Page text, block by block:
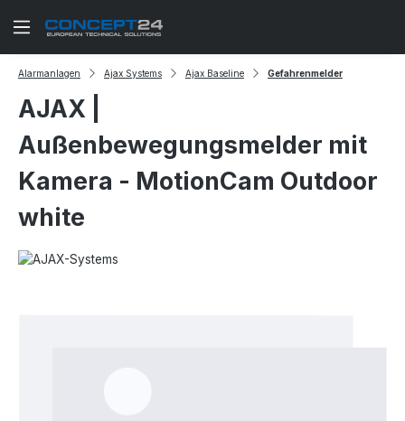
Zum Hauptinhalt springen
Alarmanlagen Ajax Systems Ajax Baseline Gefahrenmelder
AJAX |
Außenbewegungsmelder mit
Kamera - MotionCam Outdoor
white